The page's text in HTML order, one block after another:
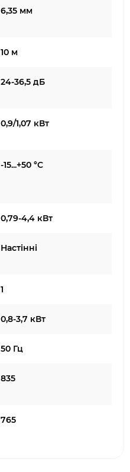
6,35 мм
10 м
24-36,5 дБ
0,9/1,07 кВт
-15...+50 °C
0,79-4,4 кВт
Настінні
1
0,8-3,7 кВт
50 Гц
835
765